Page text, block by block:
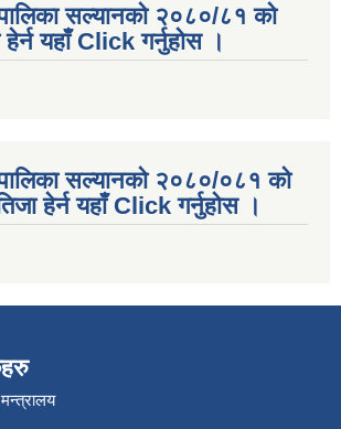
सल्यानको २०८०/८१ को
यहाँ Click गर्नुहोस ।
सल्यानको २०८०/०८१ को
हेर्न यहाँ Click गर्नुहोस ।